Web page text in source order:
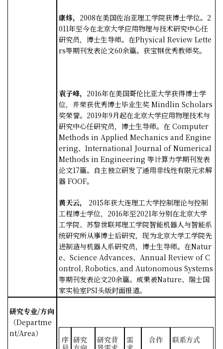
康炜， 2008在美国佐治亚理工学院获博士学位。 2
011年至今在北京大学应用物理与技术研究中心任
研究员，博士生导师。在Physical Review Lette
rs等期刊发表论文60余篇。获宝钢优秀教师奖。
袁子峰， 2016年在美国哥伦比亚大学获得博士学
位，并荣获优秀博士毕业生奖 Mindlin Scholars
奖荣誉。 2019年9月起在北京大学应用物理技术与
研究中心任研究员，博士生导师。在 Computer
Methods in Applied Mechanics and Engine
ering、 International Journal of Numerical
Methods in Engineering 等计算力学期刊发表
论文17篇。自主独立研发了通用非线性有限元求解
器 FOOF。
黄天云， 2015年获大连理工大学控制理论与控制
工程博士学位， 2016年至2021年分别在北京大学
工学院、苏黎世联邦理工学院智能机器人与智能系
统研究所从事博士后研究，现为北京大学工学院先
进制造与机器人系研究员，博士生导师。在Natur
e、 Science Advances、 Annual Review of C
ontrol, Robotics, and Autonomous Systems
等期刊发表论文20余篇。成果被Nature、瑞士国
家实验室PSI头版封面报道。
研究专业/方向
（Departme
nt/Area）
序 研究
研究背
需
合作 联系方式